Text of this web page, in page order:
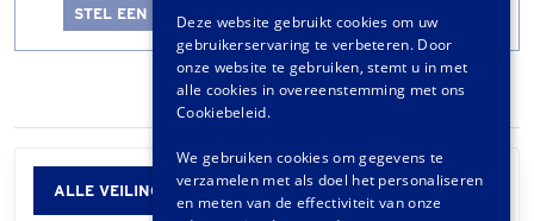
STEL EEN LOTALERT IN
ALLE VEILINGINFORMATIE
GERMAN
FRENCH
Deze website gebruikt cookies om uw
gebruikerservaring te verbeteren. Door
onze website te gebruiken, stemt u in met
alle cookies in overeenstemming met ons
Cookiebeleid.
We gebruiken cookies om gegevens te
verzamelen met als doel het personaliseren
en meten van de effectiviteit van onze